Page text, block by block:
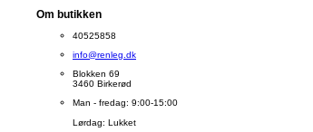
Om butikken
40525858
info@renleg.dk
Blokken 69
3460 Birkerød
Man - fredag: 9:00-15:00
Lørdag: Lukket